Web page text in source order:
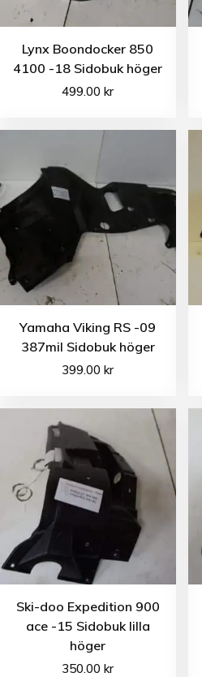
Lynx Boondocker 850
4100 -18 Sidobuk höger
499.00kr
Yamaha Viking RS -09
387mil Sidobuk höger
399.00kr
Ski-doo Expedition 900
ace -15 Sidobuk lilla
höger
350.00kr